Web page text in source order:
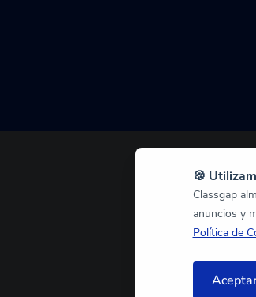
🍪
Classgap
anuncios y
Política de